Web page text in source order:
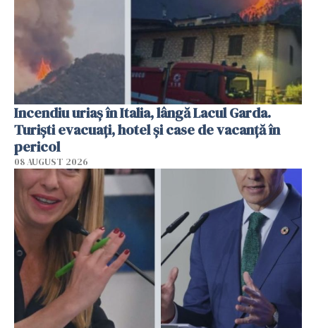
Incendiu uriaș în Italia, lângă Lacul Garda.
Turiști evacuați, hotel și case de vacanță în
pericol
08 AUGUST 2026